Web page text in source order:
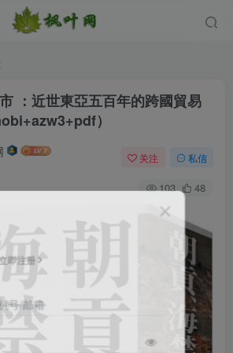
：近世東亞五百年的跨國貿易
）
关注 私信
103 48
即注册
号/邮箱